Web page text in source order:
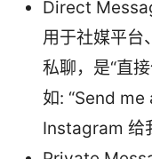
Direct
用于社媒平台
私聊，是“直
如: “Send
Instagram 给